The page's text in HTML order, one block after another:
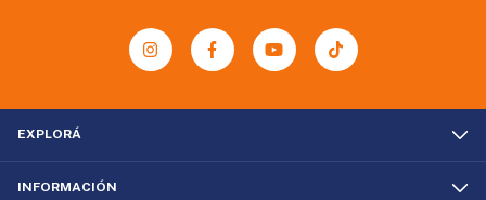
EXPLORÁ
INFORMACIÓN